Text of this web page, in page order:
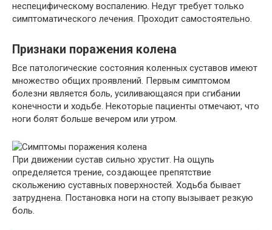
неспецифическому воспалению. Недуг требует только
симптоматического лечения. Проходит самостоятельно.
Признаки поражения колена
Все патологические состояния коленных суставов имеют
множество общих проявлений. Первым симптомом
болезни является боль, усиливающаяся при сгибании
конечности и ходьбе. Некоторые пациенты отмечают, что
ноги болят больше вечером или утром.
При движении сустав сильно хрустит. На ощупь
определяется трение, создающее препятствие
скольжению суставных поверхностей. Ходьба бывает
затруднена. Постановка ноги на стопу вызывает резкую
боль.